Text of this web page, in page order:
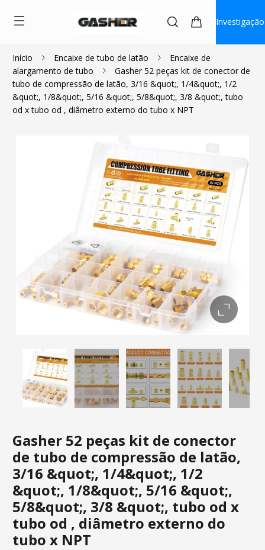
Investigação
Início Encaixe de tubo de latão
Encaixe de
alargamento de tubo
Gasher 52 peças kit de conector de
tubo de compressão de latão, 3/16 &quot;, 1/4&quot;, 1/2
&quot;, 1/8&quot;, 5/16 &quot;, 5/8&quot;, 3/8 &quot;, tubo
od x tubo od , diâmetro externo do tubo x NPT
Gasher 52 peças kit de conector
de tubo de compressão de latão,
3/16 &quot;, 1/4&quot;, 1/2
&quot;, 1/8&quot;, 5/16 &quot;,
5/8&quot;, 3/8 &quot;, tubo od x
tubo od , diâmetro externo do
tubo x NPT
$81.10 $72.99